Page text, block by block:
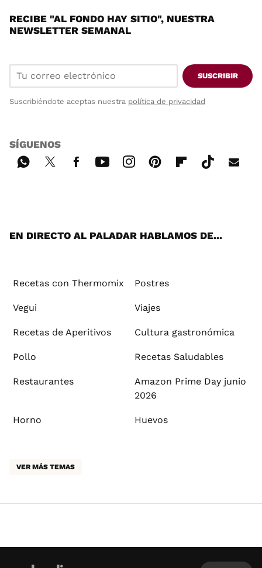
RECIBE "AL FONDO HAY SITIO", NUESTRA
NEWSLETTER SEMANAL
SUSCRIBIR
Suscribiéndote aceptas nuestra política de privacidad
SÍGUENOS
EN DIRECTO AL PALADAR HABLAMOS DE...
Recetas con Thermomix Postres
Vegui Viajes
Recetas de Aperitivos Cultura gastronómica
Pollo Recetas Saludables
Restaurantes
Amazon Prime Day junio
2026
Horno Huevos
VER MÁS TEMAS